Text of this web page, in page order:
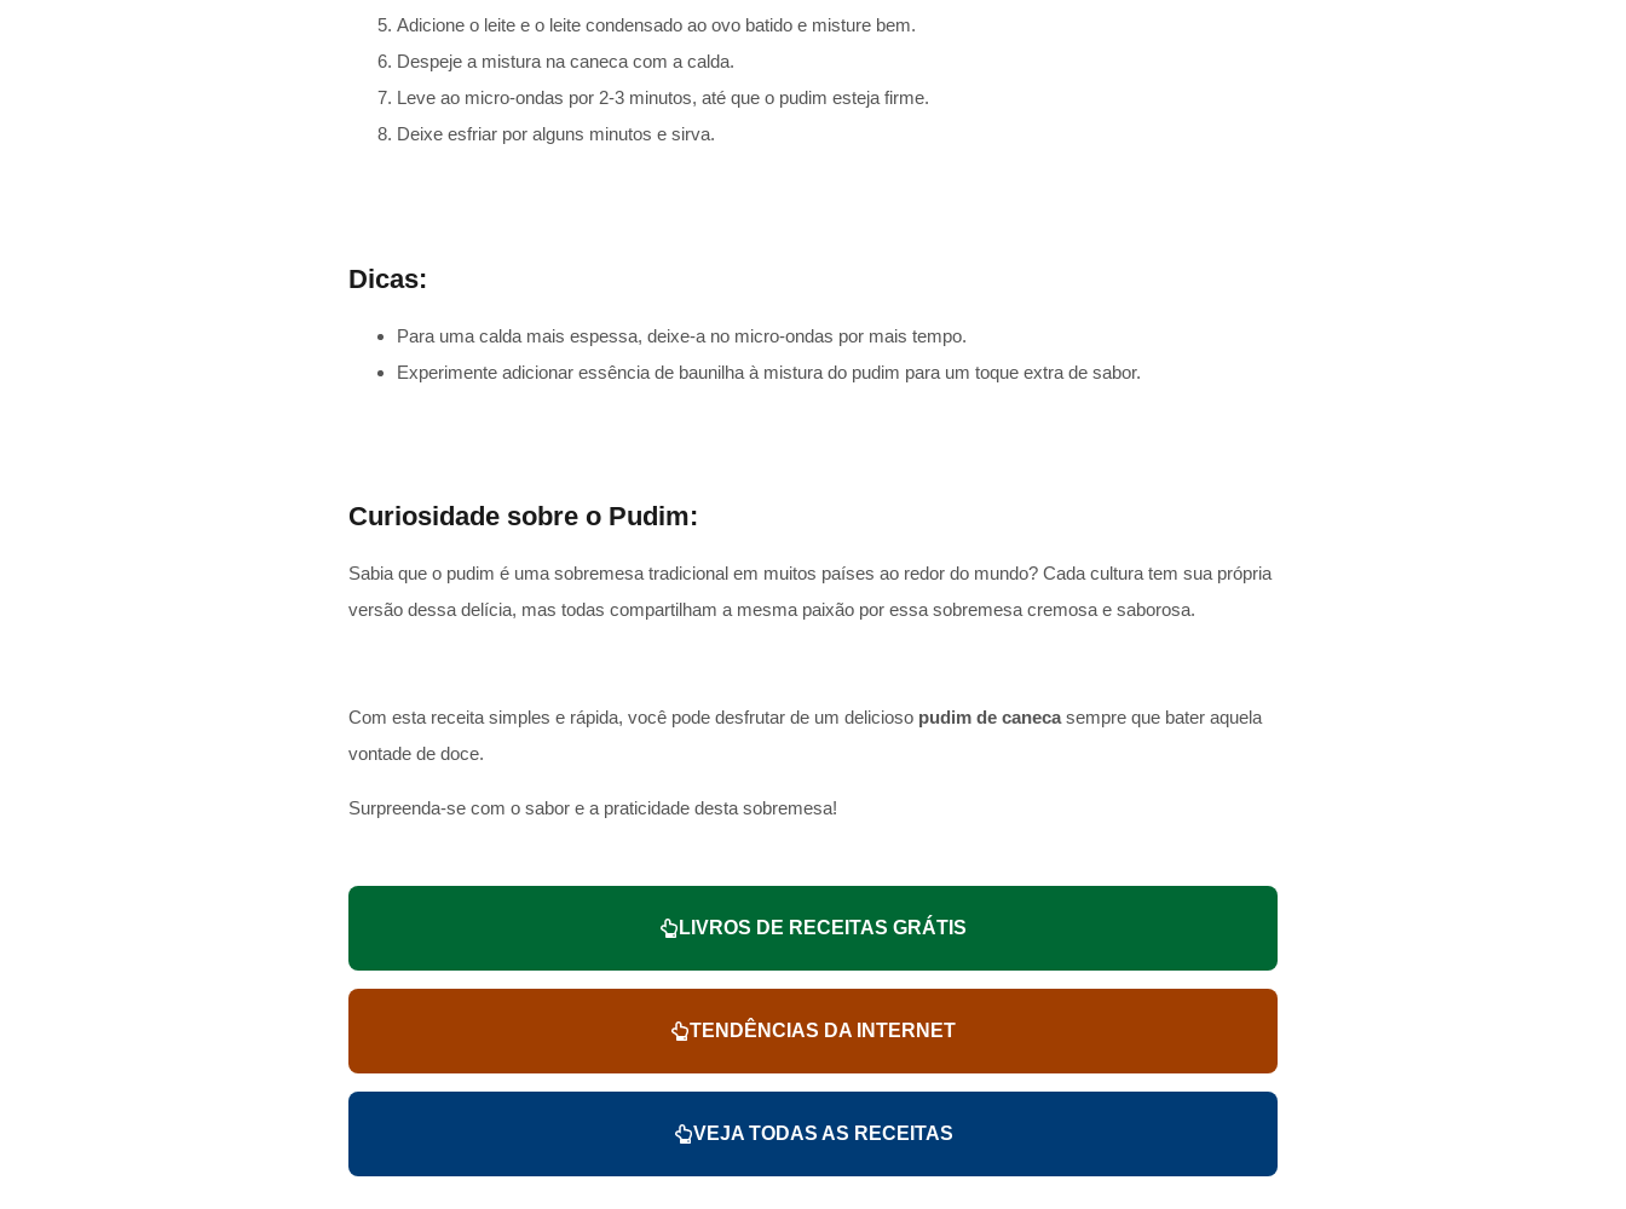
Adicione o leite e o leite condensado ao ovo batido e misture bem.
Despeje a mistura na caneca com a calda.
Leve ao micro-ondas por 2-3 minutos, até que o pudim esteja firme.
Deixe esfriar por alguns minutos e sirva.
Dicas:
Para uma calda mais espessa, deixe-a no micro-ondas por mais tempo.
Experimente adicionar essência de baunilha à mistura do pudim para um toque extra de sabor.
Curiosidade sobre o Pudim:
Sabia que o pudim é uma sobremesa tradicional em muitos países ao redor do mundo? Cada cultura tem sua própria
versão dessa delícia, mas todas compartilham a mesma paixão por essa sobremesa cremosa e saborosa.
Com esta receita simples e rápida, você pode desfrutar de um delicioso pudim de canecasempre que bater aquela
vontade de doce.
Surpreenda-se com o sabor e a praticidade desta sobremesa!
LIVROS DE RECEITAS GRÁTIS
TENDÊNCIAS DA INTERNET
VEJA TODAS AS RECEITAS